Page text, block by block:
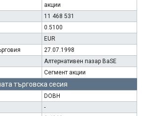
акции
11 468 531
0.5100
EUR
27.07.1998
Алтернативен пазар BaSE
Сегмент акции
търговска сесия
DOBH
-